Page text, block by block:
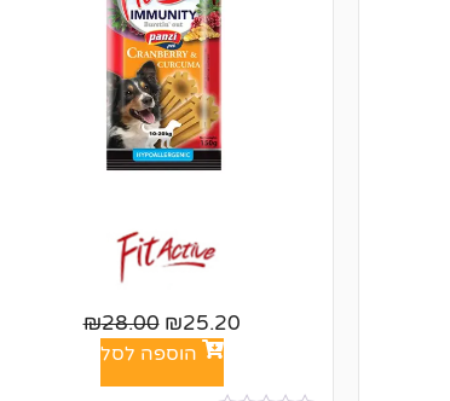
₪25.20
₪28.00
הוספה לסל